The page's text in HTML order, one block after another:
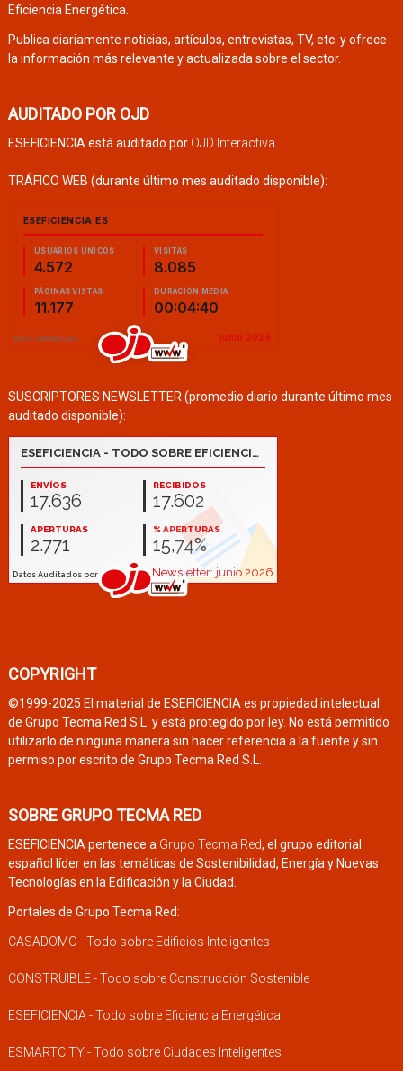
Eficiencia Energética.
Publica diariamente noticias, artículos, entrevistas, TV, etc. y ofrece
la información más relevante y actualizada sobre el sector.
AUDITADO POR OJD
ESEFICIENCIA está auditado por OJD Interactiva.
TRÁFICO WEB (durante último mes auditado disponible):
SUSCRIPTORES NEWSLETTER (promedio diario durante último mes
auditado disponible):
COPYRIGHT
©1999-2025 El material de ESEFICIENCIA es propiedad intelectual
de Grupo Tecma Red S.L. y está protegido por ley. No está permitido
utilizarlo de ninguna manera sin hacer referencia a la fuente y sin
permiso por escrito de Grupo Tecma Red S.L.
SOBRE GRUPO TECMA RED
ESEFICIENCIA pertenece a Grupo Tecma Red, el grupo editorial
español líder en las temáticas de Sostenibilidad, Energía y Nuevas
Tecnologías en la Edificación y la Ciudad.
Portales de Grupo Tecma Red:
CASADOMO - Todo sobre Edificios Inteligentes
CONSTRUIBLE - Todo sobre Construcción Sostenible
ESEFICIENCIA - Todo sobre Eficiencia Energética
ESMARTCITY - Todo sobre Ciudades Inteligentes